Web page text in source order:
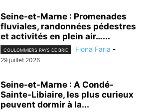
Seine-et-Marne : Promenades
fluviales, randonnées pédestres
et activités en plein air…...
COULOMMIERS PAYS DE BRIE Fiona Faria -
29 juillet 2026
Seine-et-Marne : A Condé-
Sainte-Libiaire, les plus curieux
peuvent dormir à la...